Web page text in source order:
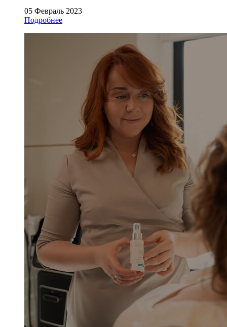
05 Февраль 2023
Подробнее